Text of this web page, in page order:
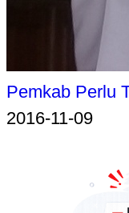
Pemkab Perlu
2016-11-09